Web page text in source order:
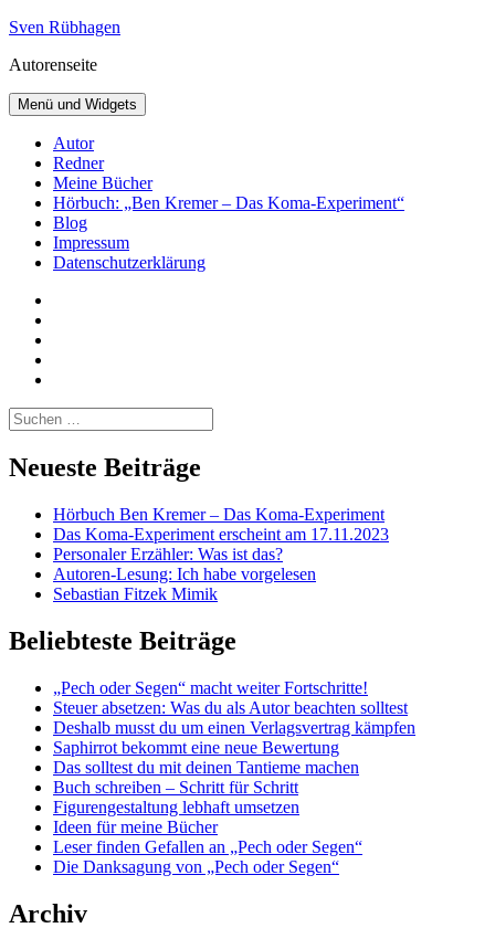
Zum
springen
Sven Rübhagen
Autorenseite
Menü und Widgets
Autor
Redner
Meine Bücher
Hörbuch: „Ben Kremer – Das Koma-Experiment“
Blog
Impressum
Datenschutzerklärung
Suchen
nach:
Neueste Beiträge
Hörbuch Ben Kremer – Das Koma-Experiment
Das Koma-Experiment erscheint am 17.11.2023
Personaler Erzähler: Was ist das?
Autoren-Lesung: Ich habe vorgelesen
Sebastian Fitzek Mimik
Beliebteste Beiträge
„Pech oder Segen“ macht weiter Fortschritte!
Steuer absetzen: Was du als Autor beachten solltest
Deshalb musst du um einen Verlagsvertrag kämpfen
Saphirrot bekommt eine neue Bewertung
Das solltest du mit deinen Tantieme machen
Buch schreiben – Schritt für Schritt
Figurengestaltung lebhaft umsetzen
Ideen für meine Bücher
Leser finden Gefallen an „Pech oder Segen“
Die Danksagung von „Pech oder Segen“
Archiv